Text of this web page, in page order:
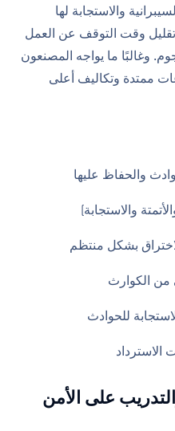
والاستجابة لها
تقليل وقت التوقف عن العمل
وغالبًا ما يواجه المصنعون
ممتدة وتكاليف أعلى
والحفاظ عليها
بشكل منتظم
من الكوارث
للحوادث
الاسترداد
والتدريب على الأمن